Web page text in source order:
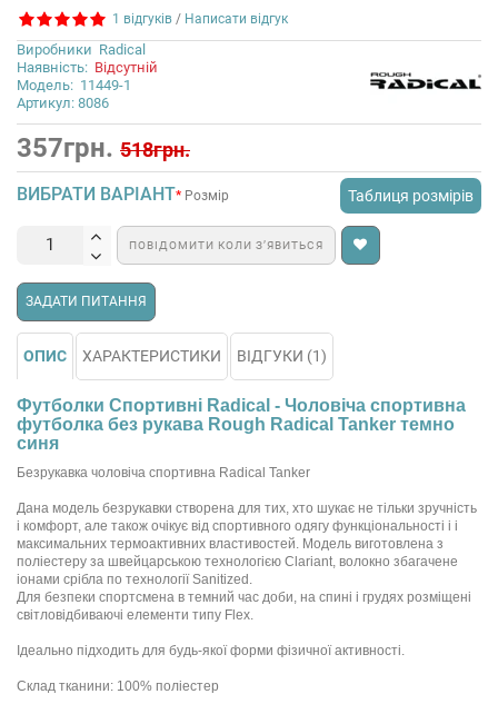
1 відгуків / Написати відгук
Виробники Radical
Наявність: Відсутній
Модель: 11449-1
Артикул: 8086
357грн. 518грн.
ВИБРАТИ ВАРІАНТ Таблиця розмірів
Розмір
ПОВІДОМИТИ КОЛИ З’ЯВИТЬСЯ
ЗАДАТИ ПИТАННЯ
ОПИС ХАРАКТЕРИСТИКИ ВІДГУКИ (1)
Футболки Спортивні Radical - Чоловіча спортивна
футболка без рукава Rough Radical Tanker темно
синя
Безрукавка чоловіча спортивна Radical Tanker
Дана модель безрукавки створена для тих, хто шукає не тільки зручність
і комфорт, але також очікує від спортивного одягу функціональності і і
максимальних термоактивних властивостей. Модель виготовлена з
поліестеру за швейцарською технологією Clariant, волокно збагачене
іонами срібла по технології Sanitized.
Для безпеки спортсмена в темний час доби, на спині і грудях розміщені
світловідбиваючі елементи типу Flex.
Ідеально підходить для будь-якої форми фізичної активності.
Склад тканини: 100% поліестер